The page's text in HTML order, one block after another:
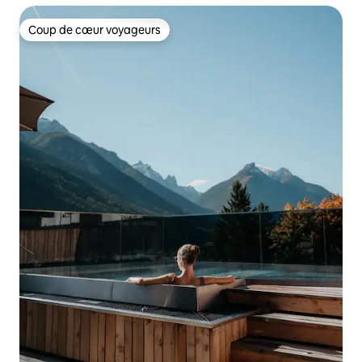
Coup de cœur voyageurs
Coup de cœur voyageurs